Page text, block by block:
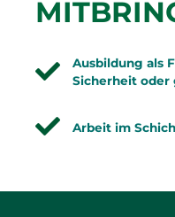
Ausbildung als
Sicherheit oder
Arbeit im